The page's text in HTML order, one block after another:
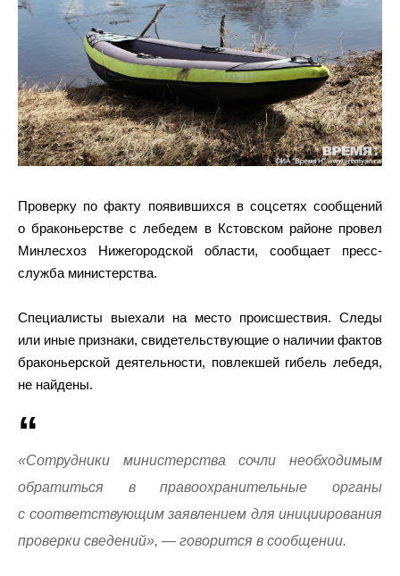
Проверку по факту появившихся в соцсетях сообщений
о браконьерстве с лебедем в Кстовском районе провел
Минлесхоз Нижегородской области, сообщает пресс-
служба министерства.
Специалисты выехали на место происшествия. Следы
или иные признаки, свидетельствующие о наличии фактов
браконьерской деятельности, повлекшей гибель лебедя,
не найдены.
«Сотрудники министерства сочли необходимым
обратиться в правоохранительные органы
с соответствующим заявлением для инициирования
проверки сведений», — говорится в сообщении.